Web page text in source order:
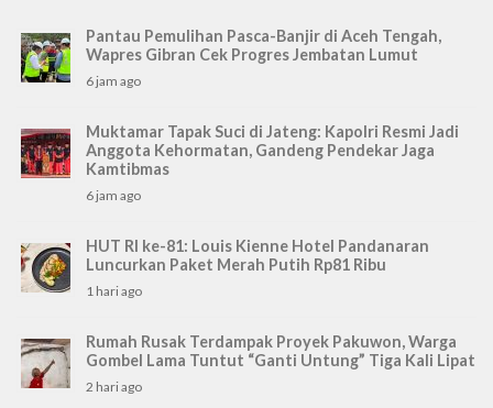
Pantau Pemulihan Pasca-Banjir di Aceh Tengah,
Wapres Gibran Cek Progres Jembatan Lumut
6 jam ago
Muktamar Tapak Suci di Jateng: Kapolri Resmi Jadi
Anggota Kehormatan, Gandeng Pendekar Jaga
Kamtibmas
6 jam ago
HUT RI ke-81: Louis Kienne Hotel Pandanaran
Luncurkan Paket Merah Putih Rp81 Ribu
1 hari ago
Rumah Rusak Terdampak Proyek Pakuwon, Warga
Gombel Lama Tuntut “Ganti Untung” Tiga Kali Lipat
2 hari ago